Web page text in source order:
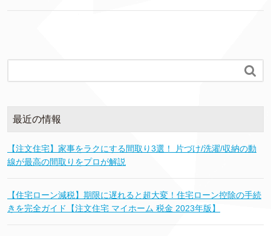

最近の情報
【注文住宅】家事をラクにする間取り3選！ 片づけ/洗濯/収納の動
線が最高の間取りをプロが解説
【住宅ローン減税】期限に遅れると超大変！住宅ローン控除の手続
きを完全ガイド【注文住宅 マイホーム 税金 2023年版】